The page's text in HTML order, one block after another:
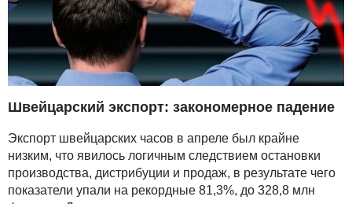
Швейцарский экспорт: закономерное падение
Экспорт швейцарских часов в апреле был крайне
низким, что явилось логичным следствием остановки
производства, дистрибуции и продаж, в результате чего
показатели упали на рекордные 81,3%, до 328,8 млн